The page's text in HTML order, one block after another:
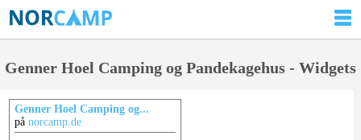
Genner Hoel Camping og Pandekagehus - Widgets
Genner Hoel Camping og...
på norcamp.de